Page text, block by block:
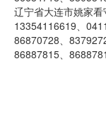
辽宁省大连市姚
13354116619、
86870728、
86887815、